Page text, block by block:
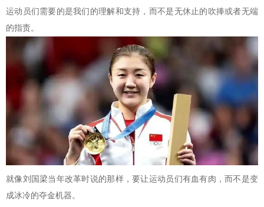
运动员们需要的是我们的理解和支持，而不是无休止的吹捧或者无端
的指责。
就像刘国梁当年改革时说的那样，要让运动员们有血有肉，而不是变
成冰冷的夺金机器。